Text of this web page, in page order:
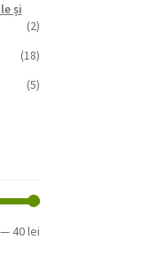
și
(2)
(18)
(5)
Preț
Preț
—40 lei